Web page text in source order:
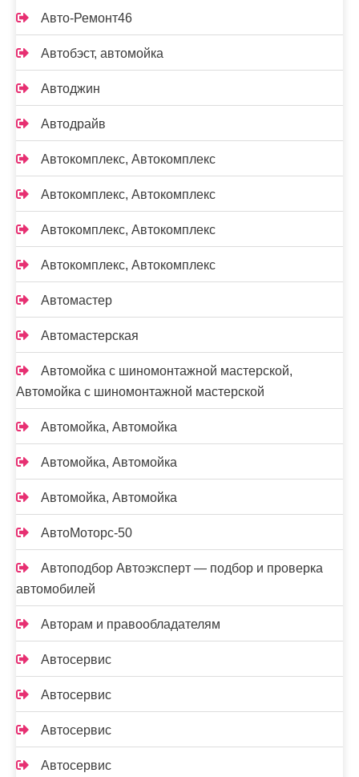
Авто-Ремонт46
Автобэст, автомойка
Автоджин
Автодрайв
Автокомплекс, Автокомплекс
Автокомплекс, Автокомплекс
Автокомплекс, Автокомплекс
Автокомплекс, Автокомплекс
Автомастер
Автомастерская
Автомойка с шиномонтажной мастерской,
Автомойка с шиномонтажной мастерской
Автомойка, Автомойка
Автомойка, Автомойка
Автомойка, Автомойка
АвтоМоторс-50
Автоподбор Автоэксперт — подбор и проверка
автомобилей
Авторам и правообладателям
Автосервис
Автосервис
Автосервис
Автосервис